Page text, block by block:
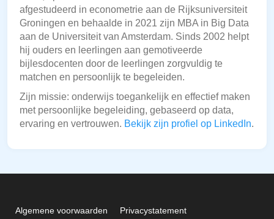
afgestudeerd in econometrie aan de Rijksuniversiteit
Groningen en behaalde in 2021 zijn MBA in Big Data
aan de Universiteit van Amsterdam. Sinds 2002 helpt
hij ouders en leerlingen aan gemotiveerde
bijlesdocenten door de leerlingen zorgvuldig te
matchen en persoonlijk te begeleiden.
Zijn missie: onderwijs toegankelijk en effectief maken
met persoonlijke begeleiding, gebaseerd op data,
ervaring en vertrouwen. Bekijk zijn profiel op LinkedIn.
Algemene voorwaarden Privacystatement